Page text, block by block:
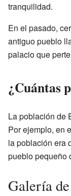
tranquilidad.
En el pasado,
antiguo pueblo
palacio que
¿Cuántas
La población de
Por ejemplo, en
la población era
pueblo pequeño
Galería